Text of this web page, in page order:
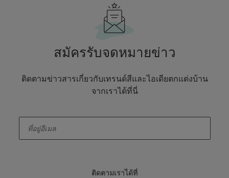
สมัครรับจดหมายข่าว
ติดตามข่าวสารเกี่ยวกับเทรนด์สีและไอเดียตกแต่งบ้าน
จากเราได้ที่นี่
ติดตามเราได้ที่